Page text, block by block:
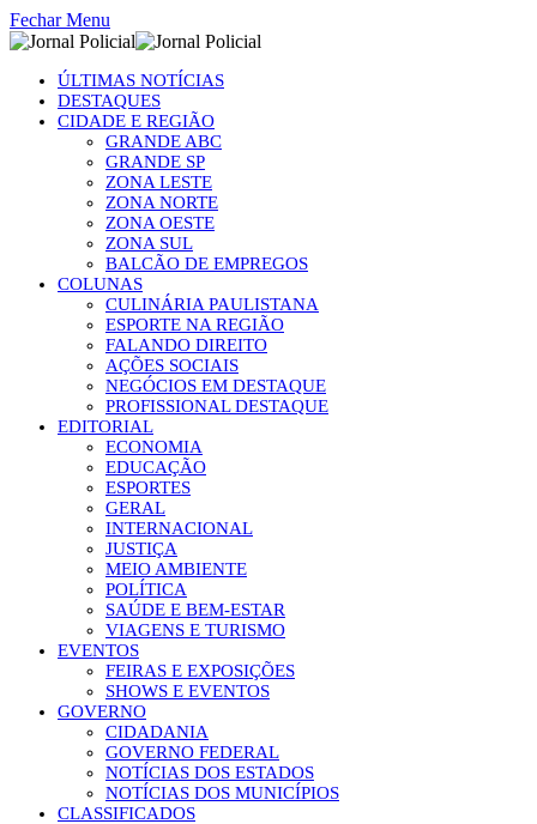
Fechar Menu
ÚLTIMAS NOTÍCIAS
DESTAQUES
CIDADE E REGIÃO
GRANDE ABC
GRANDE SP
ZONA LESTE
ZONA NORTE
ZONA OESTE
ZONA SUL
BALCÃO DE EMPREGOS
COLUNAS
CULINÁRIA PAULISTANA
ESPORTE NA REGIÃO
FALANDO DIREITO
AÇÕES SOCIAIS
NEGÓCIOS EM DESTAQUE
PROFISSIONAL DESTAQUE
EDITORIAL
ECONOMIA
EDUCAÇÃO
ESPORTES
GERAL
INTERNACIONAL
JUSTIÇA
MEIO AMBIENTE
POLÍTICA
SAÚDE E BEM-ESTAR
VIAGENS E TURISMO
EVENTOS
FEIRAS E EXPOSIÇÕES
SHOWS E EVENTOS
GOVERNO
CIDADANIA
GOVERNO FEDERAL
NOTÍCIAS DOS ESTADOS
NOTÍCIAS DOS MUNICÍPIOS
CLASSIFICADOS